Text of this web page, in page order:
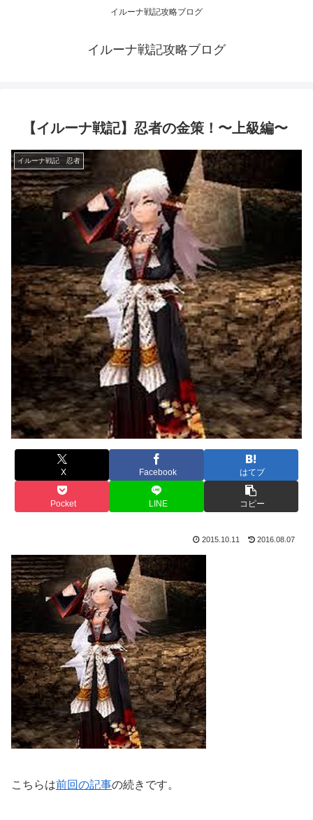
イルーナ戦記攻略ブログ
イルーナ戦記攻略ブログ
【イルーナ戦記】忍者の金策！〜上級編〜
イルーナ戦記 忍者
X Facebook はてブ
Pocket LINE コピー
2015.10.11 2016.08.07
こちらは前回の記事の続きです。